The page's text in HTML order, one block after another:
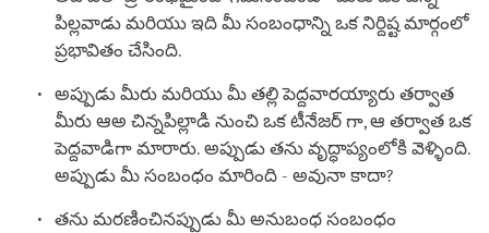
పిల్లవాడు మరియు ఇది మీ సంబంధాన్ని ఒక నిర్దిష్ట మార్గంలో
ప్రభావితం చేసింది.
అప్పుడు మీరు మరియు మీ తల్లి పెద్దవారయ్యారు తర్వాత
మీరు ఆఅ చిన్నపిల్లాడి నుంచి ఒక టీనేజర్ గా, ఆ తర్వాత ఒక
పెద్దవాడిగా మారారు. అప్పుడు తను వృద్ధాప్యంలోకి వెళ్ళింది.
అప్పుడు మీ సంబంధం మారింది - అవునా కాదా?
తను మరణించినప్పుడు మీ అనుబంధ సంబంధం